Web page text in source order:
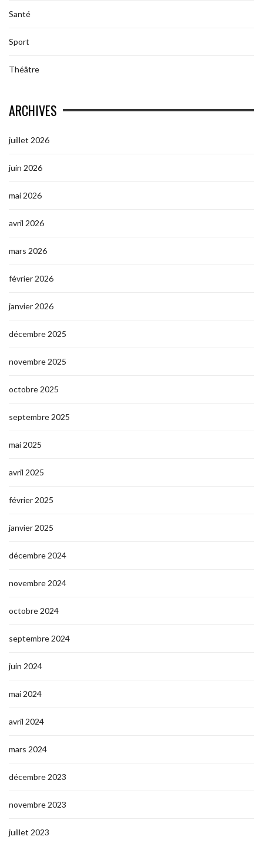
Santé
Sport
Théâtre
ARCHIVES
juillet 2026
juin 2026
mai 2026
avril 2026
mars 2026
février 2026
janvier 2026
décembre 2025
novembre 2025
octobre 2025
septembre 2025
mai 2025
avril 2025
février 2025
janvier 2025
décembre 2024
novembre 2024
octobre 2024
septembre 2024
juin 2024
mai 2024
avril 2024
mars 2024
décembre 2023
novembre 2023
juillet 2023